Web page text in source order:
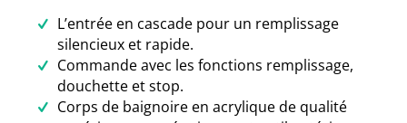
L’entrée en cascade pour un remplissage
silencieux et rapide.
Commande avec les fonctions remplissage,
douchette et stop.
Corps de baignoire en acrylique de qualité